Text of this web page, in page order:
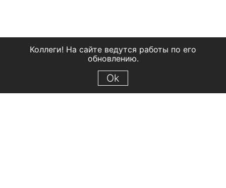
Коллеги! На сайте ведутся работы по его
обновлению.
Ok